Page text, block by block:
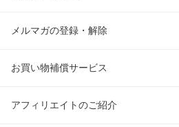
メルマガの登録・解除
お買い物補償サービス
アフィリエイトのご紹介